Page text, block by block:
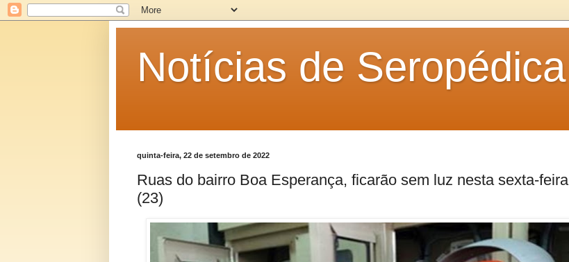
Notícias de Seropédica
quinta-feira, 22 de setembro de 2022
Ruas do bairro Boa Esperança, ficarão sem luz nesta sexta-feira
(23)